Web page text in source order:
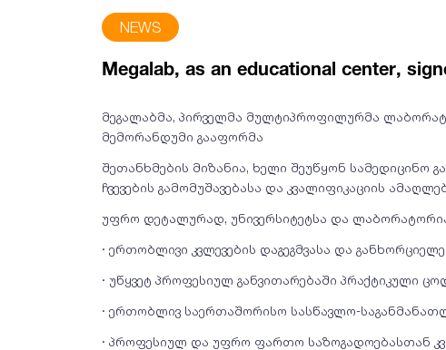
NEWS
Megalab, as an educational center,
მეგალაბმა, ­პირველმა მულტიპროფილურმა
მემორანდუმი გააფორმა
შეთანხმების მიზანია, ხელი შეუწყონ სამედიცინო
ჩვევების გამომუშავებასა და კვალიფიკაციის
უფრო დეტალურად, უნივერსიტეტსა და
· ერთობლივი კვლევების დაგეგმვასა და
· უწყვეტ პროფესიულ განვითარებაში პრაქტიკული
· ერთობლივ საერთაშორისო სასწავლო-
· პროფესიულ და უფრო ფართო საზოგადოებასთან